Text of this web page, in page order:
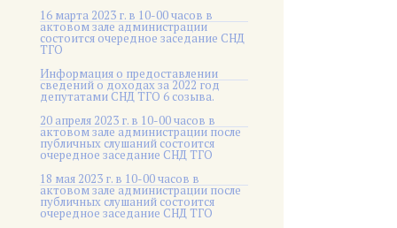
16 марта 2023 г. в 10-00 часов в
актовом зале администрации
состоится очередное заседание СНД
ТГО
Информация о предоставлении
сведений о доходах за 2022 год
депутатами СНД ТГО 6 созыва.
20 апреля 2023 г. в 10-00 часов в
актовом зале администрации после
публичных слушаний состоится
очередное заседание СНД ТГО
18 мая 2023 г. в 10-00 часов в
актовом зале администрации после
публичных слушаний состоится
очередное заседание СНД ТГО